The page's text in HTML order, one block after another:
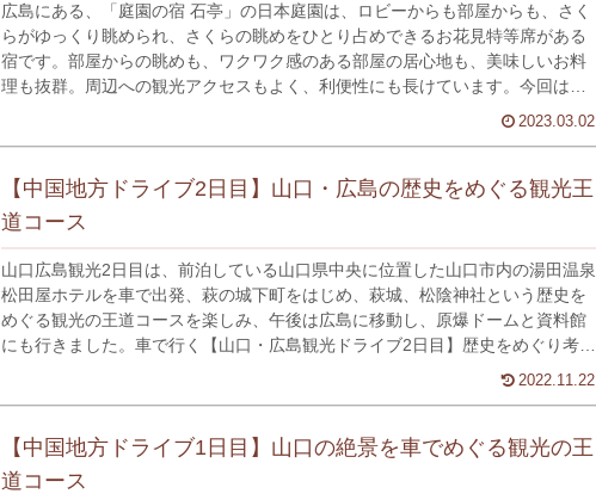
広島にある、「庭園の宿 石亭」の日本庭園は、ロビーからも部屋からも、さく
らがゆっくり眺められ、さくらの眺めをひとり占めできるお花見特等席がある
宿です。部屋からの眺めも、ワクワク感のある部屋の居心地も、美味しいお料
理も抜群。周辺への観光アクセスもよく、利便性にも長けています。今回は、
2023.03.02
【中国地方ドライブ2日目】山口・広島の歴史をめぐる観光王
道コース
山口広島観光2日目は、前泊している山口県中央に位置した山口市内の湯田温泉
松田屋ホテルを車で出発、萩の城下町をはじめ、萩城、松陰神社という歴史を
めぐる観光の王道コースを楽しみ、午後は広島に移動し、原爆ドームと資料館
にも行きました。車で行く【山口・広島観光ドライブ2日目】歴史をめぐり考え
2022.11.22
【中国地方ドライブ1日目】山口の絶景を車でめぐる観光の王
道コース